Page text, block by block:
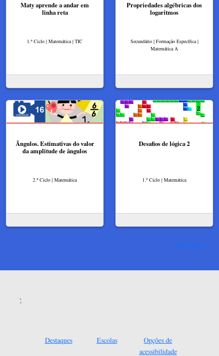
Maty aprende a andar em
linha reta
1.º Ciclo | Matemática | TIC
Propriedades algébricas dos
logaritmos
Secundário | Formação Específica |
Matemática A
Ângulos. Estimativas do valor
da amplitude de ângulos
2.º Ciclo | Matemática
Desafios de lógica 2
1.º Ciclo | Matemática
Ver mais
Destaques
Escolas
Opções de
acessibilidade